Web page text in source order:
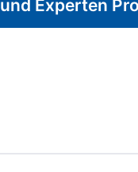
Experten